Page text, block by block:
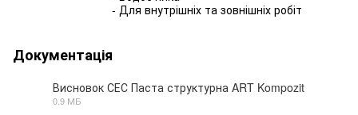
- Для внутрішніх та зовнішніх робіт
Документація
Висновок СЕС Паста структурна ART Kompozit
0.9 МБ